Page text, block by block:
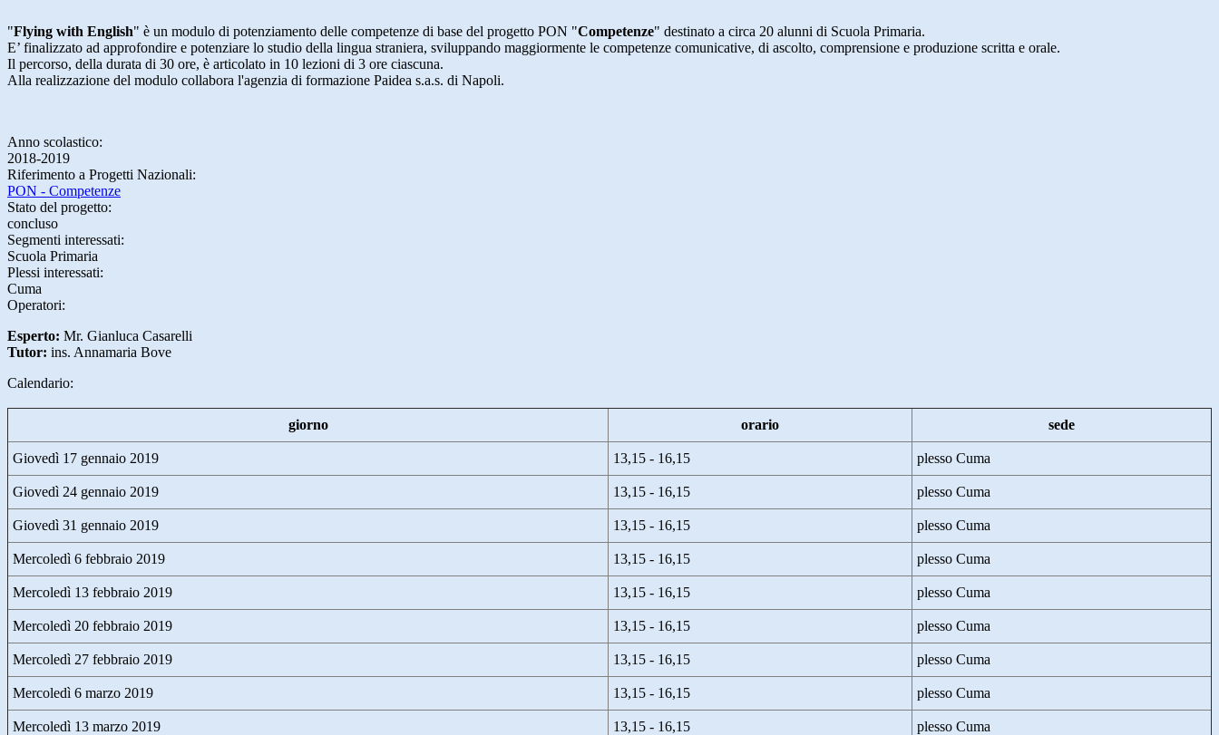
"Flying with English" è un modulo di potenziamento delle competenze di base del progetto PON "Competenze" destinato a circa 20 alunni di Scuola Primaria.
E’ finalizzato ad approfondire e potenziare lo studio della lingua straniera, sviluppando maggiormente le competenze comunicative, di ascolto, comprensione e produzione scritta e orale.
​Il percorso, della durata di 30 ore, è articolato in 10 lezioni di 3 ore ciascuna.
Alla realizzazione del modulo collabora l'agenzia di formazione Paidea s.a.s. di Napoli.
Anno scolastico:
2018-2019
Riferimento a Progetti Nazionali:
PON - Competenze
Stato del progetto:
concluso
Segmenti interessati:
Scuola Primaria
Plessi interessati:
Cuma
Operatori:
Esperto: Mr. Gianluca Casarelli
Tutor: ins. Annamaria Bove
Calendario:
giorno orario sede
Giovedì 17 gennaio 2019 13,15 - 16,15 plesso Cuma
Giovedì 24 gennaio 2019 13,15 - 16,15 plesso Cuma
Giovedì 31 gennaio 2019 13,15 - 16,15 plesso Cuma
Mercoledì 6 febbraio 2019 13,15 - 16,15 plesso Cuma
Mercoledì 13 febbraio 2019 13,15 - 16,15 plesso Cuma
Mercoledì 20 febbraio 2019 13,15 - 16,15 plesso Cuma
Mercoledì 27 febbraio 2019 13,15 - 16,15 plesso Cuma
Mercoledì 6 marzo 2019 13,15 - 16,15 plesso Cuma
Mercoledì 13 marzo 2019 13,15 - 16,15 plesso Cuma